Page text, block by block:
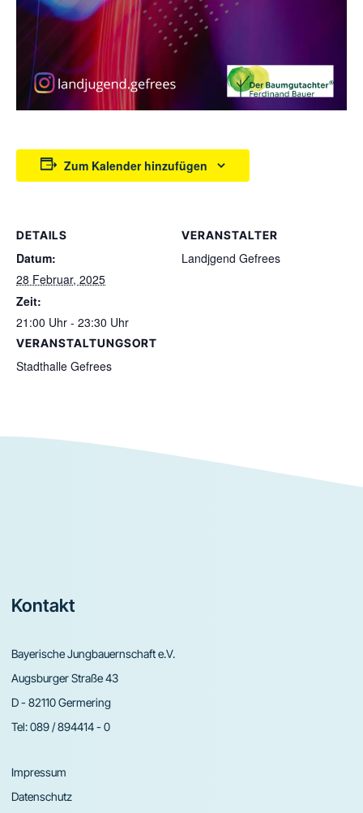
Zum Kalender hinzufügen
DETAILS
Datum:
28 Februar, 2025
Zeit:
21:00 Uhr - 23:30 Uhr
VERANSTALTUNGSORT
Stadthalle Gefrees
VERANSTALTER
Landjgend Gefrees
Footer
Kontakt
Bayerische Jungbauernschaft e.V.
Augsburger Straße 43
D - 82110 Germering
Tel:089 / 894414 - 0
Impressum
Datenschutz